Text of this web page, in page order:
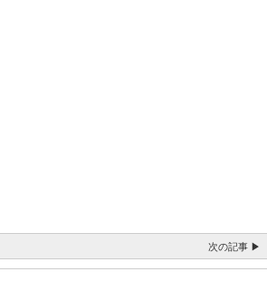
次の記事 ▶